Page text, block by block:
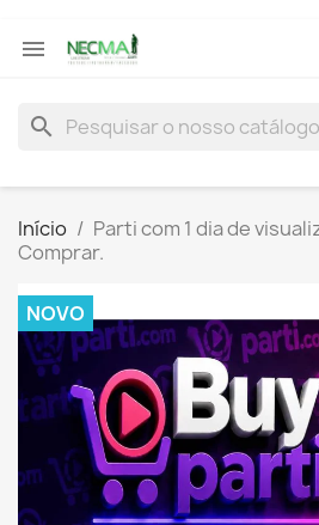

search
Início
Parti com 1 dia de
Comprar.
NOVO